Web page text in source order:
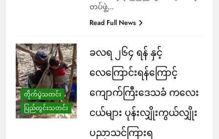
တပ်ဖွဲ့…
Read Full News
တိုက်ပွဲသတင်း
ပြည်တွင်းသတင်း
ခလရ ၂၆၄ ရန် နှင့်
လေကြောင်းရန်ကြောင့်
ကျောက်ကြီးဒေသခံ ကလေး
ငယ်များ ပုန်းလျှိုးကွယ်လျှိုး
ပညာသင်ကြားရ